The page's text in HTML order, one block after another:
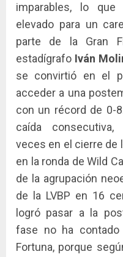
imparables, lo
elevado para un
parte de la Gran
estadígrafo Iván
se convirtió en el
acceder a una
con un récord de 0-
caída
veces en el cierre de
en la ronda de Wild
de la agrupación
de la LVBP en 16
logró pasar a la
fase no ha
Fortuna, porque